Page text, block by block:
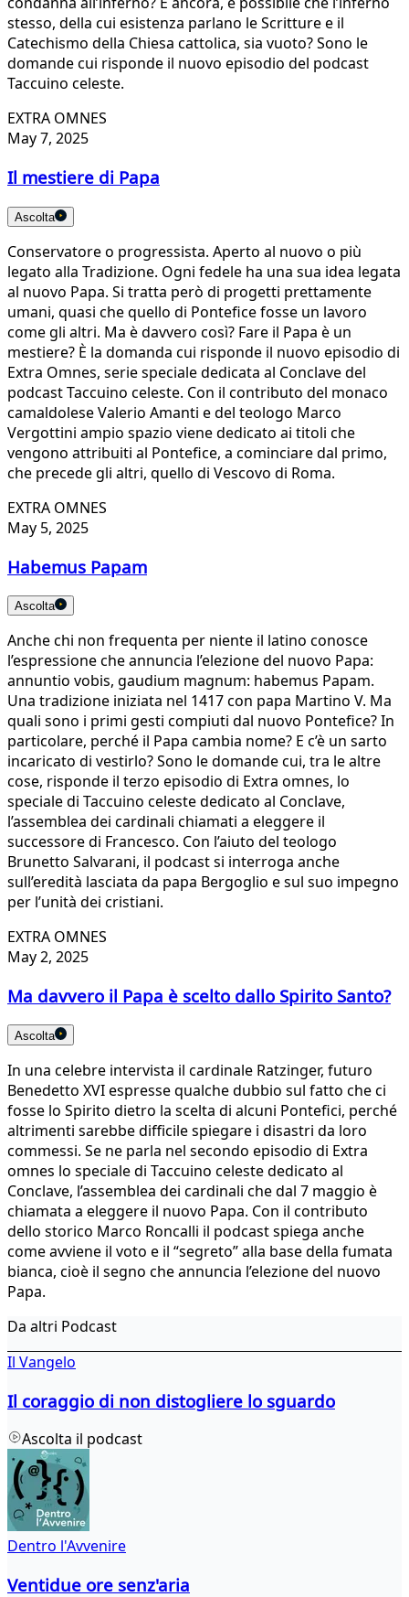
stesso, della cui esistenza parlano le Scritture e il
Catechismo della Chiesa cattolica, sia vuoto? Sono le
domande cui risponde il nuovo episodio del podcast
Taccuino celeste.
EXTRA OMNES
May 7, 2025
Il mestiere di Papa
Ascolta
Conservatore o progressista. Aperto al nuovo o più
legato alla Tradizione. Ogni fedele ha una sua idea legata
al nuovo Papa. Si tratta però di progetti prettamente
umani, quasi che quello di Pontefice fosse un lavoro
come gli altri. Ma è davvero così? Fare il Papa è un
mestiere? È la domanda cui risponde il nuovo episodio di
Extra Omnes, serie speciale dedicata al Conclave del
podcast Taccuino celeste. Con il contributo del monaco
camaldolese Valerio Amanti e del teologo Marco
Vergottini ampio spazio viene dedicato ai titoli che
vengono attribuiti al Pontefice, a cominciare dal primo,
che precede gli altri, quello di Vescovo di Roma.
EXTRA OMNES
May 5, 2025
Habemus Papam
Ascolta
Anche chi non frequenta per niente il latino conosce
l’espressione che annuncia l’elezione del nuovo Papa:
annuntio vobis, gaudium magnum: habemus Papam.
Una tradizione iniziata nel 1417 con papa Martino V. Ma
quali sono i primi gesti compiuti dal nuovo Pontefice? In
particolare, perché il Papa cambia nome? E c’è un sarto
incaricato di vestirlo? Sono le domande cui, tra le altre
cose, risponde il terzo episodio di Extra omnes, lo
speciale di Taccuino celeste dedicato al Conclave,
l’assemblea dei cardinali chiamati a eleggere il
successore di Francesco. Con l’aiuto del teologo
Brunetto Salvarani, il podcast si interroga anche
sull’eredità lasciata da papa Bergoglio e sul suo impegno
per l’unità dei cristiani.
EXTRA OMNES
May 2, 2025
Ma davvero il Papa è scelto dallo Spirito Santo?
Ascolta
In una celebre intervista il cardinale Ratzinger, futuro
Benedetto XVI espresse qualche dubbio sul fatto che ci
fosse lo Spirito dietro la scelta di alcuni Pontefici, perché
altrimenti sarebbe difficile spiegare i disastri da loro
commessi. Se ne parla nel secondo episodio di Extra
omnes lo speciale di Taccuino celeste dedicato al
Conclave, l’assemblea dei cardinali che dal 7 maggio è
chiamata a eleggere il nuovo Papa. Con il contributo
dello storico Marco Roncalli il podcast spiega anche
come avviene il voto e il “segreto” alla base della fumata
bianca, cioè il segno che annuncia l’elezione del nuovo
Papa.
Da altri Podcast
Il Vangelo
Il coraggio di non distogliere lo sguardo
Ascolta il podcast
Dentro l'Avvenire
Ventidue ore senz'aria